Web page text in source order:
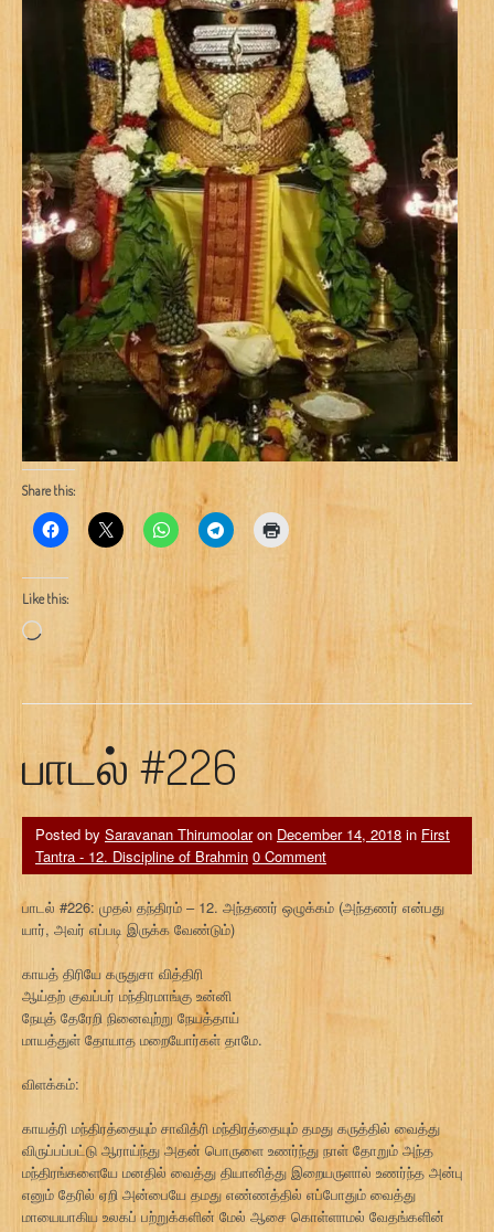
Share this:
Like this:
Loading…
பாடல் #226
Posted by Saravanan Thirumoolaron December 14, 2018 in First
Tantra - 12. Discipline of Brahmin 0 Comment
பாடல் #226: முதல் தந்திரம் – 12. அந்தணர் ஒழுக்கம் (அந்தணர் என்பது
யார், அவர் எப்படி இருக்க வேண்டும்)
காயத் திரியே கருதுசா வித்திரி
ஆய்தற் குவப்பர் மந்திரமாங்கு உன்னி
நேயுத் தேரேறி நினைவுற்று நேயத்தாய்
மாயத்துள் தோயாத மறையோர்கள் தாமே.
விளக்கம்:
காயத்ரி மந்திரத்தையும் சாவித்ரி மந்திரத்தையும் தமது கருத்தில் வைத்து
விருப்பப்பட்டு ஆராய்ந்து அதன் பொருளை உணர்ந்து நாள் தோறும் அந்த
மந்திரங்களையே மனதில் வைத்து தியானித்து இறையருளால் உணர்ந்த அன்பு
எனும் தேரில் ஏறி அன்பையே தமது எண்ணத்தில் எப்போதும் வைத்து
மாயையாகிய உலகப் பற்றுக்களின் மேல் ஆசை கொள்ளாமல் வேதங்களின்